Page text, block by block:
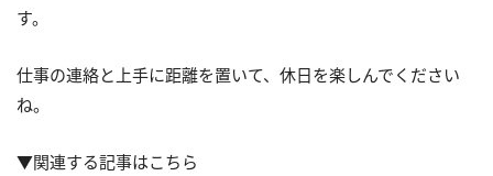
す。
仕事の連絡と上手に距離を置いて、休日を楽しんでください
ね。
▼関連する記事はこちら